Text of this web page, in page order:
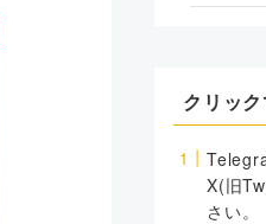
クリッ
X(旧
さい。